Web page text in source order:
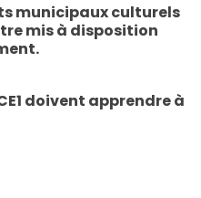
municipaux culturels
mis à disposition
.
doivent apprendre à